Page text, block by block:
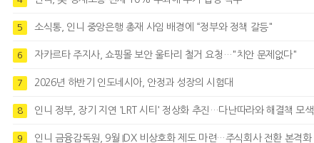
5 소식통, 인니 중앙은행 총재 사임 배경에 “정부와 정책 갈등"
6 자카르타 주지사, 쇼핑몰 보안 울타리 철거 요청…"치안 문제없다"
7 2026년 하반기 인도네시아, 안정과 성장의 시험대
8 인니 정부, 장기 지연 'LRT 시티' 정상화 추진…다난따라와 해결책 모색
9 인니 금융감독원, 9월 IDX 비상호화 제도 마련…주식회사 전환 본격화